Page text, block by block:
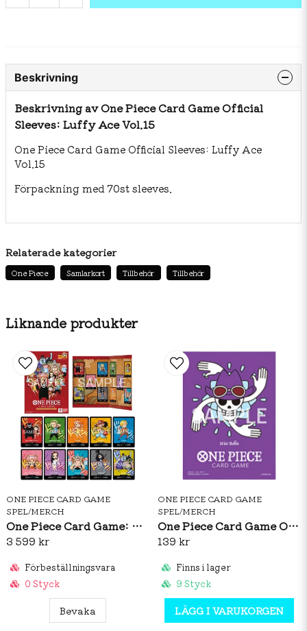
Liknande produkter
ONE PIECE CARD GAME
SPEL/MERCH
One Piece Card Game: Premium Card Collection Kumamoto Special
3 599 kr
Förbeställningsvara
0 Styck
Bevaka
ONE PIECE CARD GAME
SPEL/MERCH
One Piece Card Game Official Sleeves: Premium Matte Nico Robin
139 kr
Finns i lager
9 Styck
LÄGG I VARUKORGEN
Beskrivning
Beskrivning av One Piece Card Game Official
Sleeves: Luffy Ace Vol.15
One Piece Card Game Official Sleeves: Luffy Ace
Vol.15
Förpackning med 70st sleeves.
Relaterade kategorier
One Piece Samlarkort Tillbehör Tillbehör